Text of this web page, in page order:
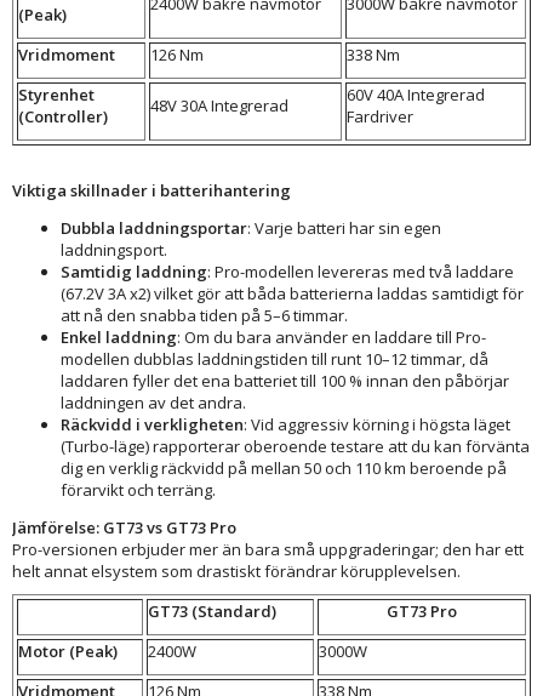
(Peak)
Vridmoment 126 Nm
338 Nm
Styrenhet
(Controller)
48V 30A Integrerad
60V 40A Integrerad
Fardriver
Viktiga skillnader i batterihantering
Dubbla laddningsportar: Varje batteri har sin egen
laddningsport.
Samtidig laddning: Pro-modellen levereras med två laddare
(67.2V 3A x2) vilket gör att båda batterierna laddas samtidigt för
att nå den snabba tiden på 5–6 timmar.
Enkel laddning: Om du bara använder en laddare till Pro-
modellen dubblas laddningstiden till runt 10–12 timmar, då
laddaren fyller det ena batteriet till 100 % innan den påbörjar
laddningen av det andra.
Räckvidd i verkligheten: Vid aggressiv körning i högsta läget
(Turbo-läge) rapporterar oberoende testare att du kan förvänta
dig en verklig räckvidd på mellan 50 och 110 km beroende på
förarvikt och terräng.
Jämförelse: GT73 vs GT73 Pro
Pro-versionen erbjuder mer än bara små uppgraderingar; den har ett
helt annat elsystem som drastiskt förändrar körupplevelsen.
GT73 (Standard)
GT73 Pro
Motor (Peak)
2400W
3000W
Vridmoment
126 Nm
338 Nm